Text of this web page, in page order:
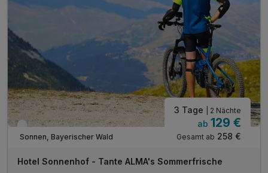
inkl. Gästekarte Wegscheider Land**
inkl. Nutzung des Pool- und Saunabereichs
* alkoholfreie Alternative möglich
Verfügbar bis Dezember
Sonnen, Bayerischer Wald
3 Tage | 2 Nächte
ab 129 €
Gesamt ab 258 €
Hotel Sonnenhof - Tante ALMA's Sommerfrische